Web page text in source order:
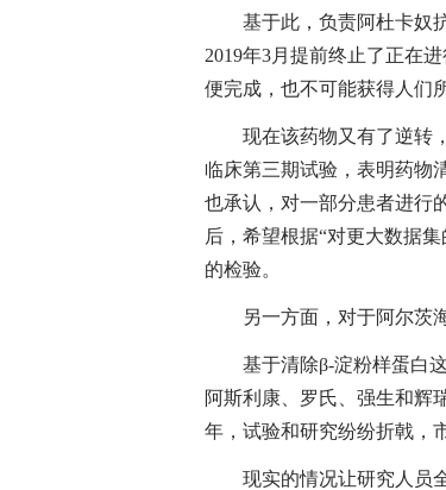
基于此，负责阿杜卡奴抗
2019年3月提前终止了正在
便完成，也不可能获得人们
现在该药物又有了逆转，
临床第三期试验，表明药物
也承认，对一部分患者进行
后，希望根据“对更大数据
的检验。
另一方面，对于阿尔茨海
基于清除β-淀粉样蛋白这
阿斯利康、罗氏、强生和辉
年，试验和研究纷纷折戟，
现实的情况让研究人员全